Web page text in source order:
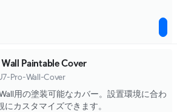
Paintable Cover
Pro-Wall-Cover
用の塗装可能なカバー。設置環境に合わ
にカスタマイズできます。